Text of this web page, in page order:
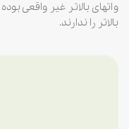
واتهای بالاتر غیر واقعی
بالاتر را ندارند.